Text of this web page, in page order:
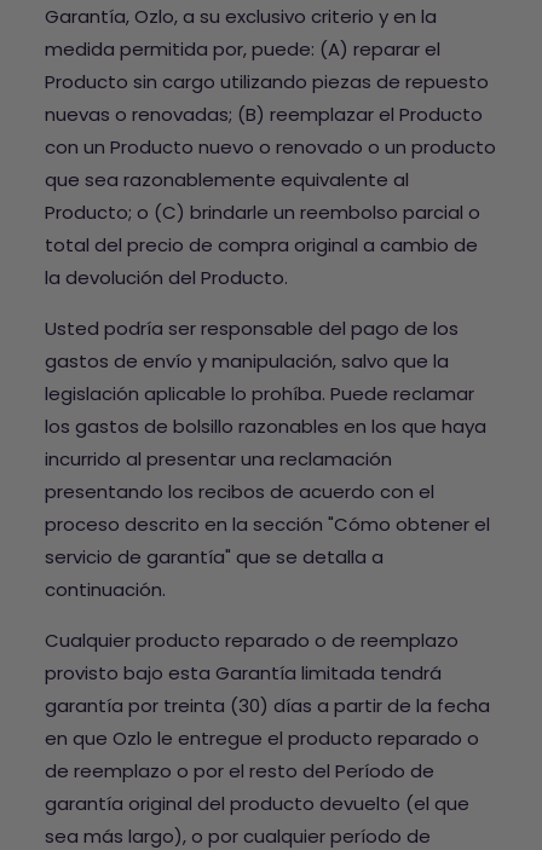
Garantía, Ozlo, a su exclusivo criterio y en la
medida permitida por, puede: (A) reparar el
Producto sin cargo utilizando piezas de repuesto
nuevas o renovadas; (B) reemplazar el Producto
con un Producto nuevo o renovado o un producto
que sea razonablemente equivalente al
Producto; o (C) brindarle un reembolso parcial o
total del precio de compra original a cambio de
la devolución del Producto.
Usted podría ser responsable del pago de los
gastos de envío y manipulación, salvo que la
legislación aplicable lo prohíba. Puede reclamar
los gastos de bolsillo razonables en los que haya
incurrido al presentar una reclamación
presentando los recibos de acuerdo con el
proceso descrito en la sección "Cómo obtener el
servicio de garantía" que se detalla a
continuación.
Cualquier producto reparado o de reemplazo
provisto bajo esta Garantía limitada tendrá
garantía por treinta (30) días a partir de la fecha
en que Ozlo le entregue el producto reparado o
de reemplazo o por el resto del Período de
garantía original del producto devuelto (el que
sea más largo), o por cualquier período de